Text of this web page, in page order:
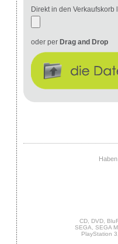
Direkt in den Verkaufskorb
oder per Drag and Drop
CD, DVD,
SEGA, SEGA
PlayStation